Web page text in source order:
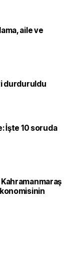
aile ve
durduruldu
İşte 10 soruda
Kahramanmaraş